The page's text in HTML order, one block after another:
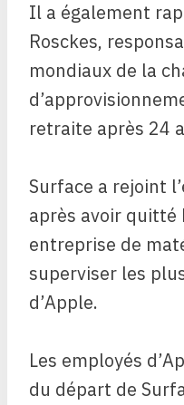
Il a également
Rosckes,
mondiaux de la
retraite après 24
Surface a rejoint
après avoir quitté
entreprise de
superviser les
d’Apple.
Les employés
du départ de